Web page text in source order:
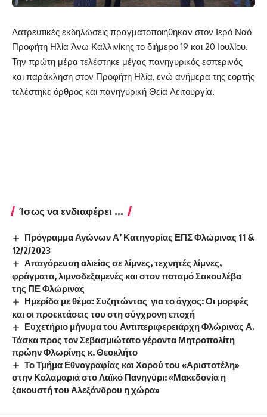
Λατρευτικές εκδηλώσεις πραγματοποιήθηκαν στον Ιερό Ναό
Προφήτη Ηλία Άνω Καλλινίκης το διήμερο 19 και 20 Ιουλίου.
Την πρώτη μέρα τελέστηκε μέγας πανηγυρικός εσπερινός
και παράκληση στον Προφήτη Ηλία, ενώ ανήμερα της εορτής
τελέστηκε όρθρος και πανηγυρική Θεία Λειτουργία.
Ίσως να ενδιαφέρει ...
Πρόγραμμα Αγώνων Α’ Κατηγορίας ΕΠΣ Φλώρινας 11 &
12/2/2023
Απαγόρευση αλιείας σε λίμνες, τεχνητές λίμνες,
φράγματα, λιμνοδεξαμενές και στον ποταμό Σακουλέβα
της ΠΕ Φλώρινας
Ημερίδα με θέμα: Συζητώντας για το άγχος: Οι μορφές
και οι προεκτάσεις του στη σύγχρονη εποχή
Ευχετήριο μήνυμα του Αντιπεριφερειάρχη Φλώρινας Α.
Τάσκα προς τον Σεβασμιώτατο γέροντα Μητροπολίτη
πρώην Φλωρίνης κ. Θεοκλήτο
Το Τμήμα Εθνογραφίας και Χορού του «Αριστοτέλη»
στην Καλαμαριά στο Λαϊκό Πανηγύρι: «Μακεδονία η
ξακουστή του Αλεξάνδρου η χώρα»